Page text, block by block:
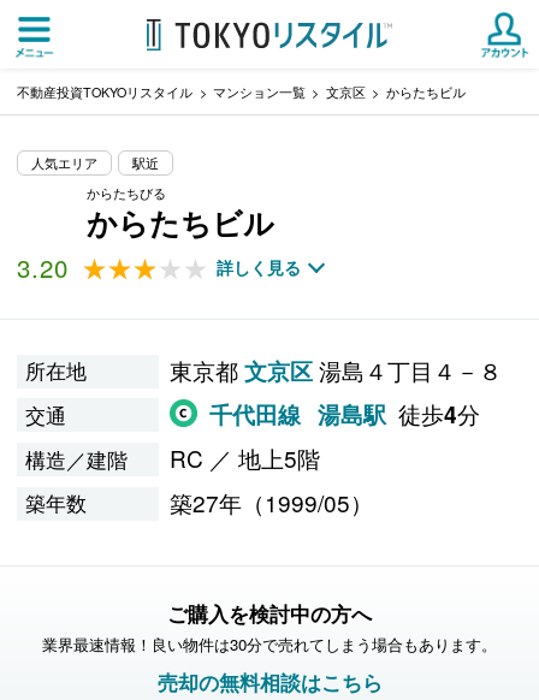
不動産投資TOKYOリスタイル マンション一覧 文京区 からたちビル
人気エリア
駅近
からたちびる
からたちビル
3.20 ★★★★★
★★★★★ 詳しく見る
所在地 東京都文京区湯島４丁目４－８
交通 千代田線 湯島駅 徒歩4分
構造／建階 RC ／ 地上5階
築年数 築27年（1999/05）
ご購入を検討中の方へ
業界最速情報！良い物件は30分で売れてしまう場合もあります。
売却の無料相談はこちら